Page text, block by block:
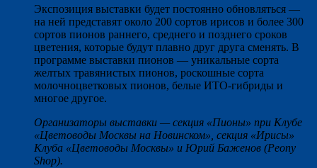
Экспозиция выставки будет постоянно обновляться —
на ней представят около 200 сортов ирисов и более 300
сортов пионов раннего, среднего и позднего сроков
цветения, которые будут плавно друг друга сменять. В
программе выставки пионов — уникальные сорта
желтых травянистых пионов, роскошные сорта
молочноцветковых пионов, белые ИТО-гибриды и
многое другое.
Организаторы выставки — секция «Пионы» при Клубе
«Цветоводы Москвы на Новинском», секция «Ирисы»
Клуба «Цветоводы Москвы» и Юрий Баженов (Peony
Shop).